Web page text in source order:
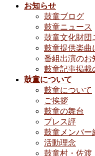
お知らせ
鼓童ブログ
鼓童ニュース
鼓童文化財団
鼓童提供楽曲
番組出演のお
鼓童記事掲載
鼓童について
鼓童について
ご挨拶
鼓童の舞台
プレス評
鼓童メンバー
活動理念
鼓童村・佐渡